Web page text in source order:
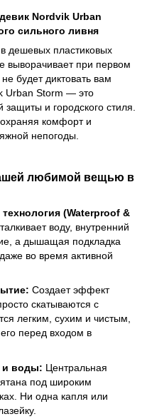
Nordvik Urban
сильного ливня
дешевых пластиковых
выворачивает при первом
будет диктовать вам
Urban Storm — это
и городского стиля.
комфорт и
непогоды.
любимой вещью в
(Waterproof &
воду, внутренний
а дышащая подкладка
во время активной
Создает эффект
скатываются с
легким, сухим и чистым,
его перед входом в
и воды: Центральная
под широким
Ни одна капля или